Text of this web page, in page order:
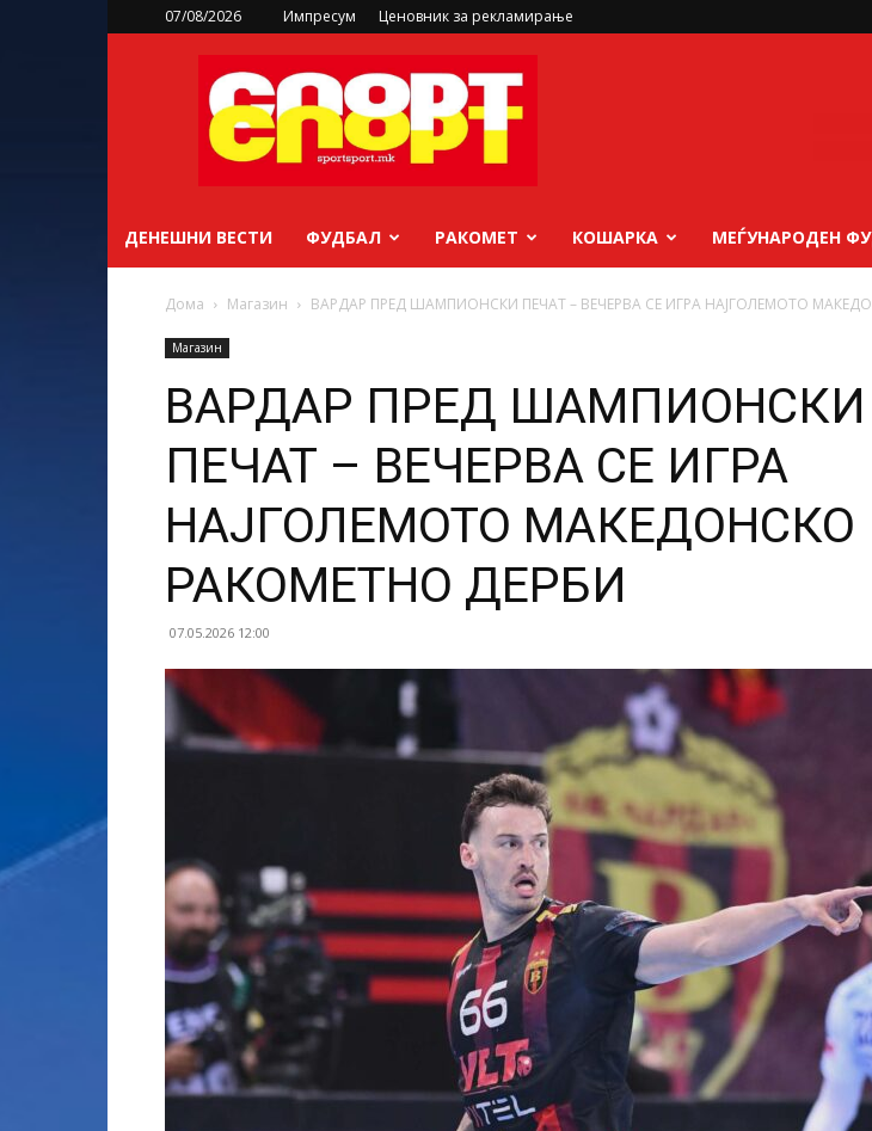
07/08/2026 Импресум Ценовник за рекламирање
sportsport.mk
ДЕНЕШНИ ВЕСТИ ФУДБАЛ РАКОМЕТ КОШАРКА МЕЃУНАРОДЕН
Дома Магазин ВАРДАР ПРЕД ШАМПИОНСКИ ПЕЧАТ – ВЕЧЕРВА СЕ ИГРА НАЈГОЛЕМОТО
Магазин
ВАРДАР ПРЕД ШАМПИОНСКИ
ПЕЧАТ – ВЕЧЕРВА СЕ ИГРА
НАЈГОЛЕМОТО МАКЕДОНСКО
РАКОМЕТНО ДЕРБИ
07.05.2026 12:00